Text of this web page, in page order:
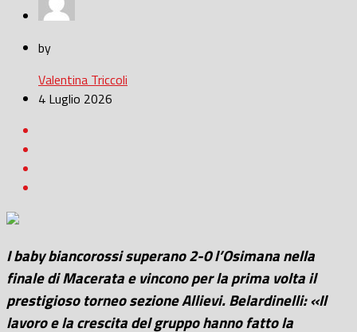
by
Valentina Triccoli
4 Luglio 2026
I baby biancorossi superano 2-0 l’Osimana nella
finale di Macerata e vincono per la prima volta il
prestigioso torneo sezione Allievi. Belardinelli: «Il
lavoro e la crescita del gruppo hanno fatto la